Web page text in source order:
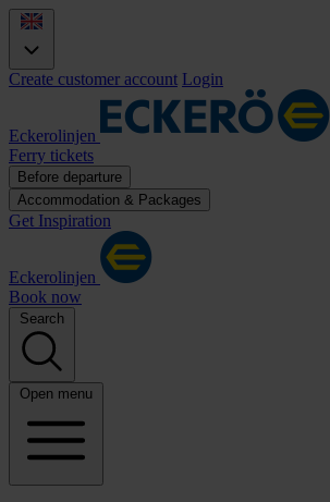
Create customer account Login
Eckerolinjen
Ferry tickets
Before departure
Accommodation & Packages
Get Inspiration
Eckerolinjen
Book now
Search
Open menu